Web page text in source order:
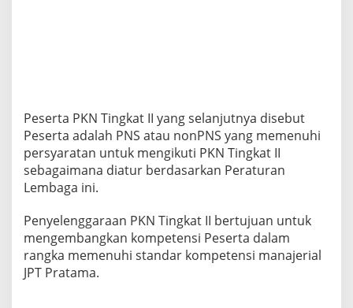
Peserta PKN Tingkat II yang selanjutnya disebut
Peserta adalah PNS atau nonPNS yang memenuhi
persyaratan untuk mengikuti PKN Tingkat II
sebagaimana diatur berdasarkan Peraturan
Lembaga ini.
Penyelenggaraan PKN Tingkat II bertujuan untuk
mengembangkan kompetensi Peserta dalam
rangka memenuhi standar kompetensi manajerial
JPT Pratama.